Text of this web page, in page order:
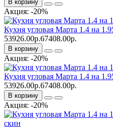
В корзину
Акция: -20%
Кухня угловая Марта 1.4 на
53926.00р.67408.00р.
В корзину
Акция: -20%
Кухня угловая Марта 1.4 на
53926.00р.67408.00р.
В корзину
Акция: -20%